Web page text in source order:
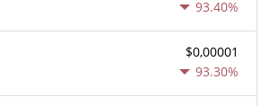
93.40%
$0,00001
93.30%